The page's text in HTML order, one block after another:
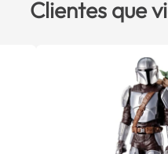
Clientes que